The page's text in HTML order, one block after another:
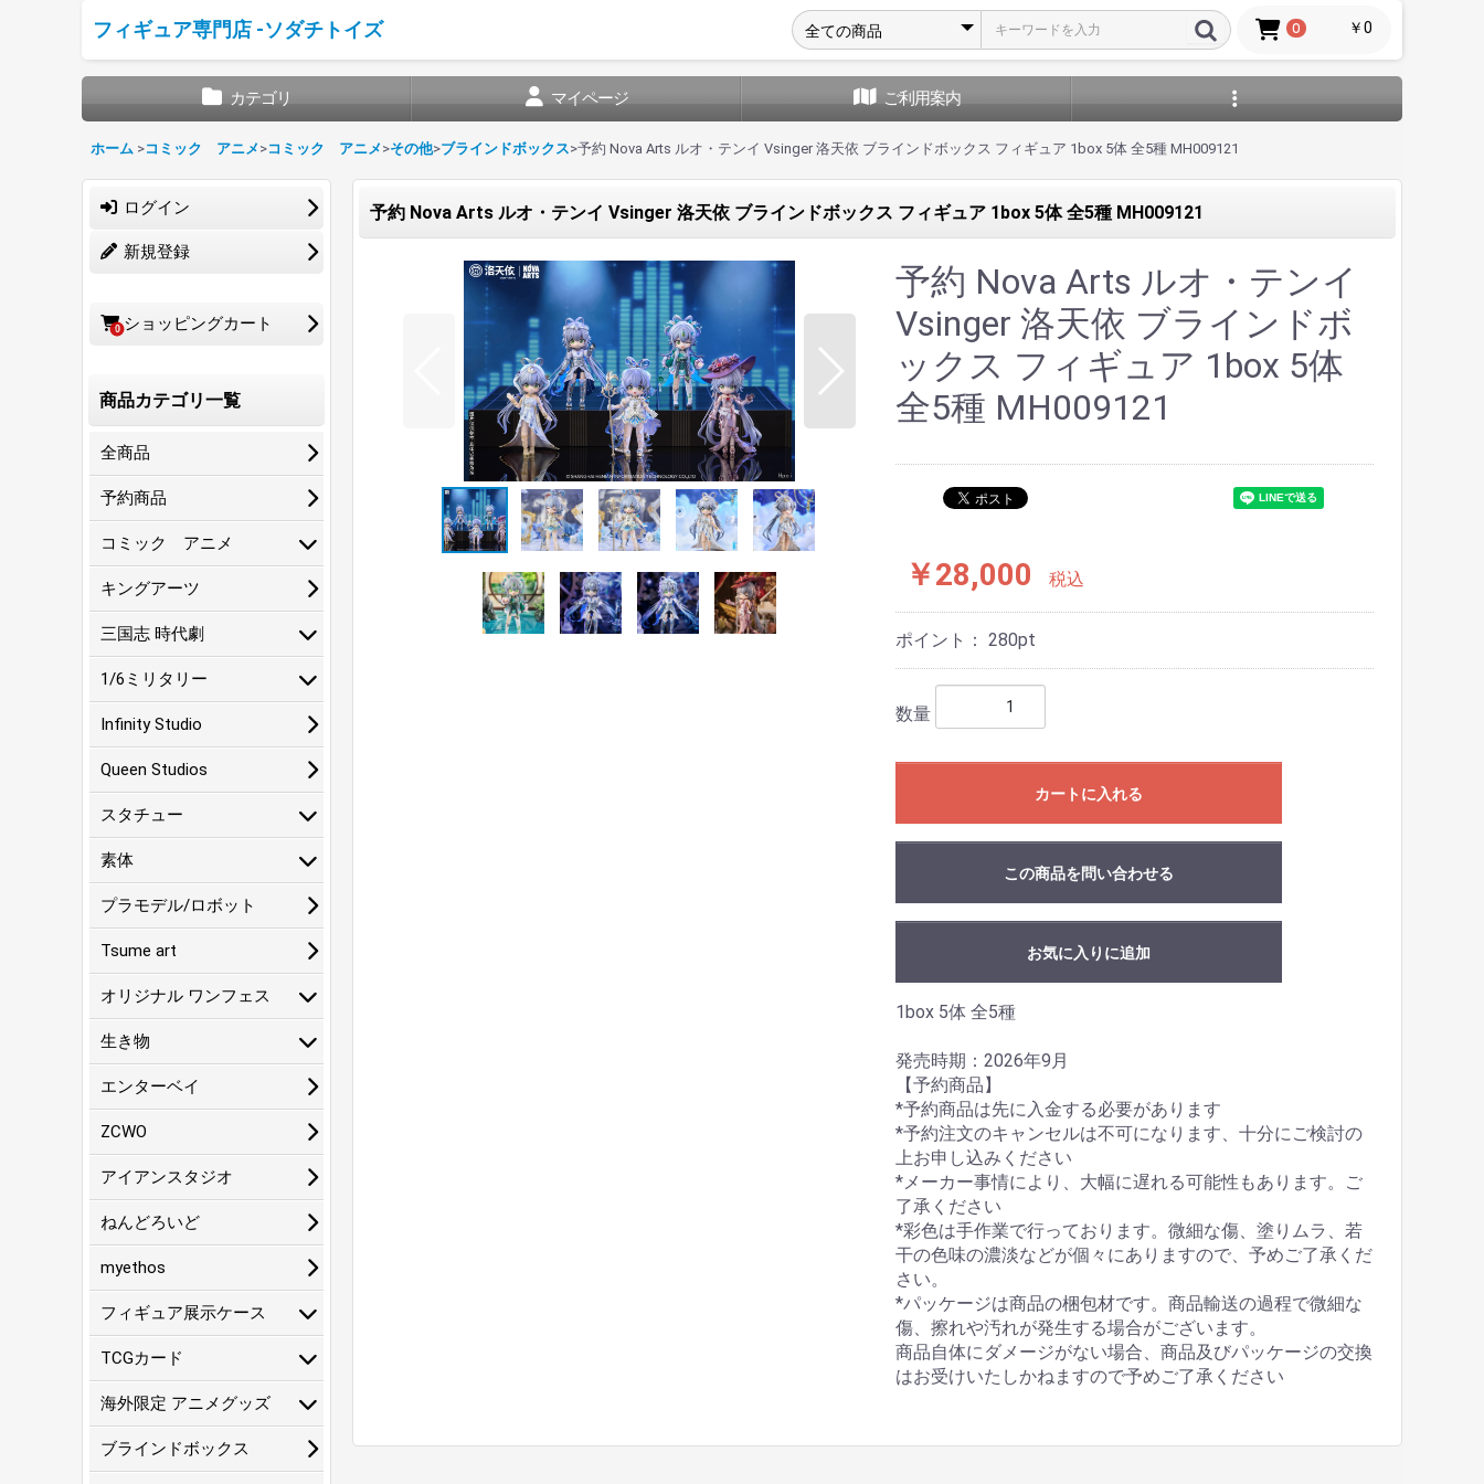
フィギュア専門店 -ソダチトイズ 0 ￥0
カテゴリ マイページ ご利用案内
ホーム >コミック アニメ >コミック アニメ >その他>ブラインドボックス>予約 Nova Arts ルオ・テンイ Vsinger 洛天依 ブラインドボックス フィギュア 1box 5体 全5種 MH009121
ログイン
新規登録
0 ショッピングカート
商品カテゴリ一覧
全商品
予約商品
コミック アニメ
キングアーツ
三国志 時代劇
1/6ミリタリー
Infinity Studio
Queen Studios
スタチュー
素体
プラモデル/ロボット
Tsume art
オリジナル ワンフェス
生き物
エンターベイ
ZCWO
アイアンスタジオ
ねんどろいど
myethos
フィギュア展示ケース
TCGカード
海外限定 アニメグッズ
ブラインドボックス
予約 Nova Arts ルオ・テンイ Vsinger 洛天依 ブラインドボックス フィギュア 1box 5体 全5種 MH009121
予約 Nova Arts ルオ・テンイ
Vsinger 洛天依 ブラインドボ
ックス フィギュア 1box 5体
全5種 MH009121
￥28,000 税込
ポイント： 280pt
数量
カートに入れる
この商品を問い合わせる
お気に入りに追加
1box 5体 全5種
発売時期：2026年9月
【予約商品】
*予約商品は先に入金する必要があります
*予約注文のキャンセルは不可になります、十分にご検討の
上お申し込みください
*メーカー事情により、大幅に遅れる可能性もあります。ご
了承ください
*彩色は手作業で行っております。微細な傷、塗りムラ、若
干の色味の濃淡などが個々にありますので、予めご了承くだ
さい。
*パッケージは商品の梱包材です。商品輸送の過程で微細な
傷、擦れや汚れが発生する場合がございます。
商品自体にダメージがない場合、商品及びパッケージの交換
はお受けいたしかねますので予めご了承ください